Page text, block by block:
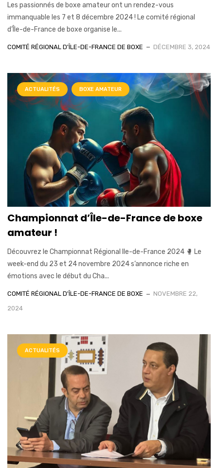
Les passionnés de boxe amateur ont un rendez-vous
immanquable les 7 et 8 décembre 2024 ! Le comité régional
d’Île-de-France de boxe organise le...
COMITÉ RÉGIONAL D'ÎLE-DE-FRANCE DE BOXE DÉCEMBRE 3, 2024
ACTUALITÉS BOXE AMATEUR
Championnat d’Île-de-France de boxe
amateur !
Découvrez le Championnat Régional Ile-de-France 2024 🥊 Le
week-end du 23 et 24 novembre 2024 s’annonce riche en
émotions avec le début du Cha...
COMITÉ RÉGIONAL D'ÎLE-DE-FRANCE DE BOXE
NOVEMBRE 22,
2024
ACTUALITÉS